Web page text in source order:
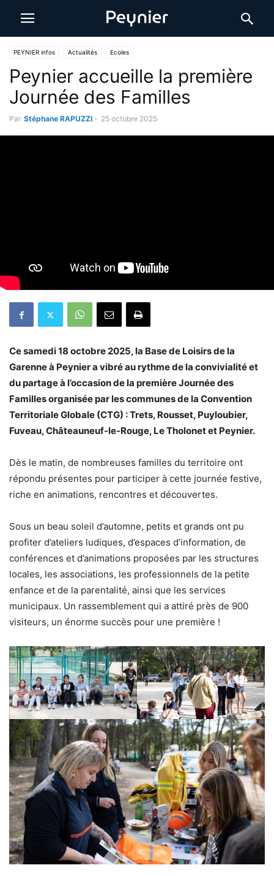
PEYNIER infos Actualités Ecoles
Peynier accueille la première
Journée des Familles
Par Stéphane RAPUZZI - 25 octobre 2025
Ce samedi 18 octobre 2025, la Base de Loisirs de la
Garenne à Peynier a vibré au rythme de la convivialité et
du partage à l’occasion de la première Journée des
Familles organisée par les communes de la Convention
Territoriale Globale (CTG) : Trets, Rousset, Puyloubier,
Fuveau, Châteauneuf-le-Rouge, Le Tholonet et Peynier.
Dès le matin, de nombreuses familles du territoire ont
répondu présentes pour participer à cette journée festive,
riche en animations, rencontres et découvertes.
Sous un beau soleil d’automne, petits et grands ont pu
profiter d’ateliers ludiques, d’espaces d’information, de
conférences et d’animations proposées par les structures
locales, les associations, les professionnels de la petite
enfance et de la parentalité, ainsi que les services
municipaux. Un rassemblement qui a attiré près de 900
visiteurs, un énorme succès pour une première !